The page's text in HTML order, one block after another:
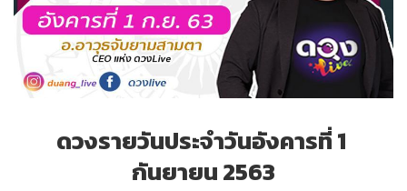
ดวงรายวันประจำวันอังคารที่ 1
กันยายน 2563